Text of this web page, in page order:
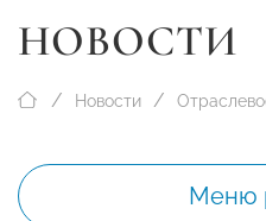
НОВОСТИ
Новости
Меню